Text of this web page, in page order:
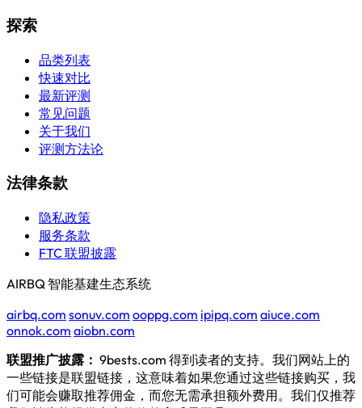
探索
品类列表
快速对比
最新评测
常见问题
关于我们
评测方法论
法律条款
隐私政策
服务条款
FTC 联盟披露
AIRBQ 智能基建生态系统
airbq.com sonuv.com ooppg.com ipipq.com aiuce.com
onnok.com aiobn.com
联盟推广披露： 9bests.com 得到读者的支持。我们网站上的
一些链接是联盟链接，这意味着如果您通过这些链接购买，我
们可能会赚取推荐佣金，而您无需承担额外费用。我们仅推荐